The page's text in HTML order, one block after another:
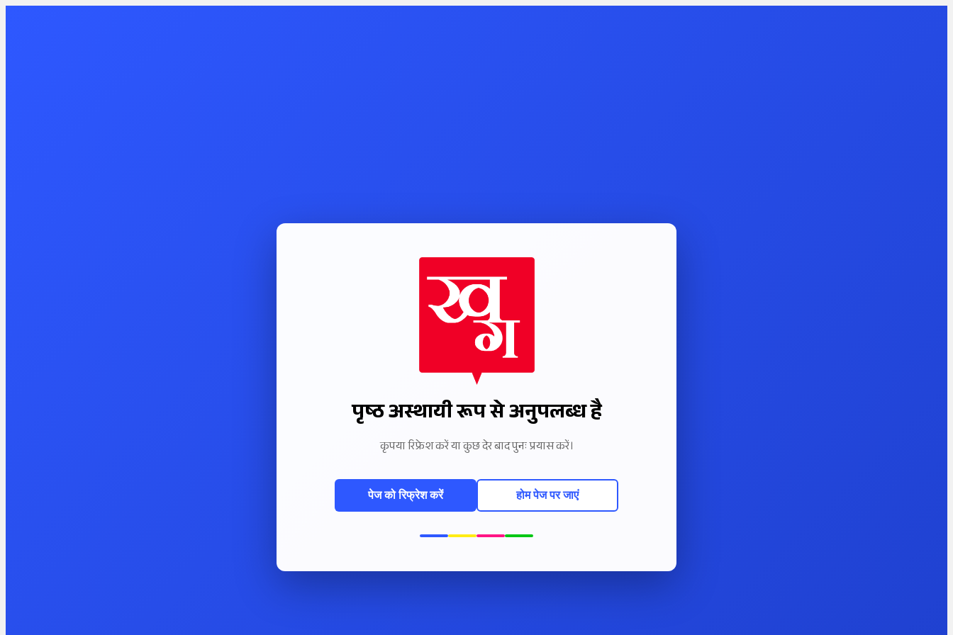
पृष्ठ अस्थायी रूप से अनुपलब्ध है
कृपया रिफ्रेश करें या कुछ देर बाद पुनः प्रयास करें।
पेज को रिफ्रेश करें होम पेज पर जाएं